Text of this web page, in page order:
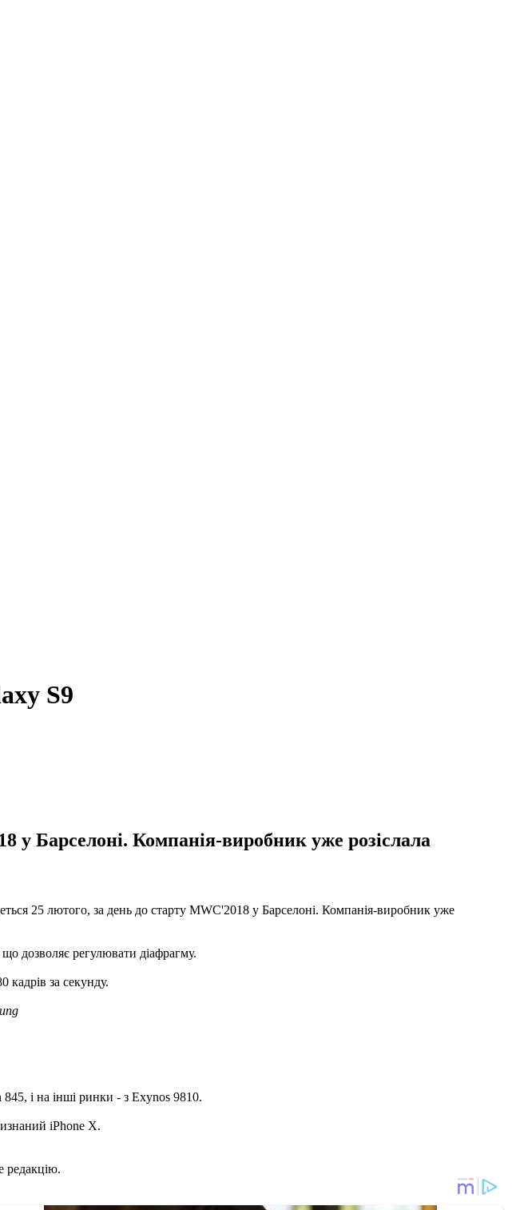
S9
у Барселоні. Компанія-виробник уже розіслала
25 лютого, за день до старту MWC'2018 у Барселоні. Компанія-виробник уже
дозволяє регулювати діафрагму.
кадрів за секунду.
і на інші ринки - з Exynos 9810.
iPhone X.
редакцію.